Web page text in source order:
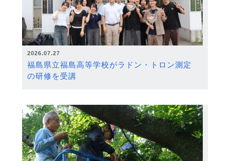
2026.07.27
福島県立福島高等学校がラドン・トロン測定
の研修を受講